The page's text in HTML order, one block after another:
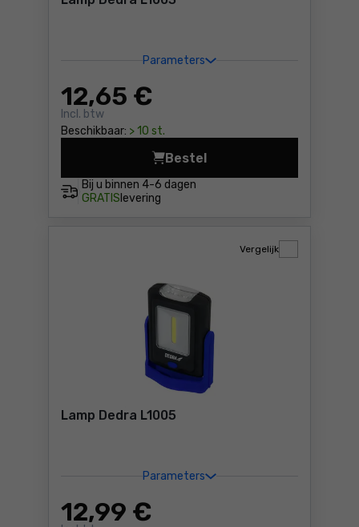
Parameters
12,65 €
Incl. btw
Beschikbaar: > 10 st.
Bij u binnen 4-6 dagen
GRATIS levering
Bestel
Lamp Dedra L1003 Prijs
Lamp Dedra L1005
Parameters
12,99 €
Vergelijk